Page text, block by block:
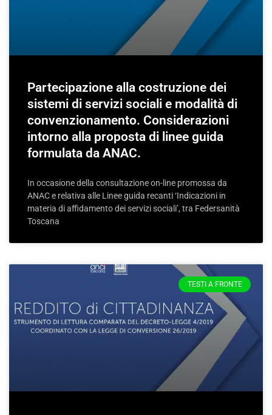
Partecipazione alla costruzione dei
sistemi di servizi sociali e modalità di
convenzionamento. Considerazioni
intorno alla proposta di linee guida
formulata da ANAC.
In occasione della consultazione on-line promossa da
ANAC e relativa alle Linee guida recanti ‘Indicazioni in
materia di affidamento dei servizi sociali’, tra Federsanità
Toscana
TESTI A FRONTE